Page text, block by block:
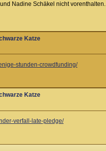
Nadine Schäkel nicht vorenthalten.
Katze
stunden-crowdfunding/
Katze
verfall-late-pledge/